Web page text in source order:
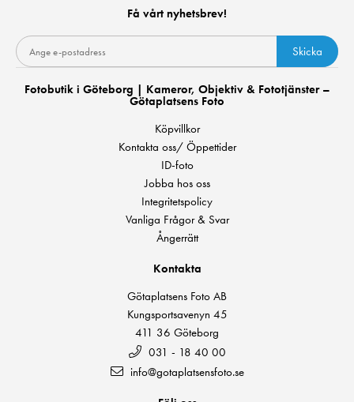
Få vårt nyhetsbrev!
Skicka
Fotobutik i Göteborg | Kameror, Objektiv & Fototjänster –
Götaplatsens Foto
Köpvillkor
Kontakta oss/ Öppettider
ID-foto
Jobba hos oss
Integritetspolicy
Vanliga Frågor & Svar
Ångerrätt
Kontakta
Götaplatsens Foto AB
Kungsportsavenyn 45
411 36 Göteborg
031 - 18 40 00
info@gotaplatsensfoto.se